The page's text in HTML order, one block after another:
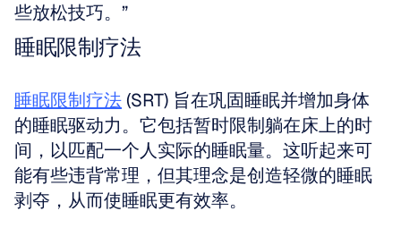
些放松技巧。”
睡眠限制疗法
睡眠限制疗法 (SRT) 旨在巩固睡眠并增加身体
的睡眠驱动力。它包括暂时限制躺在床上的时
间，以匹配一个人实际的睡眠量。这听起来可
能有些违背常理，但其理念是创造轻微的睡眠
剥夺，从而使睡眠更有效率。